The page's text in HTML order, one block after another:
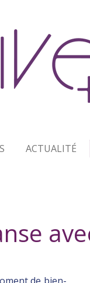
ACTUALITÉ